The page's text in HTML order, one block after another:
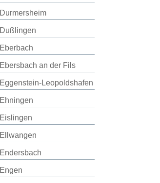
Durmersheim
Dußlingen
Eberbach
Ebersbach an der Fils
Eggenstein-Leopoldshafen
Ehningen
Eislingen
Ellwangen
Endersbach
Engen